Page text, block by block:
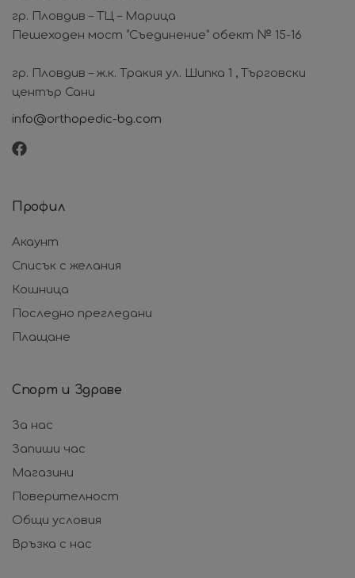
гр. Пловдив – ТЦ – Марица
Пешеходен мост “Съединение” обект № 15-16
гр. Пловдив – ж.к. Тракия ул. Шипка 1 , Търговски
център Сани
info@orthopedic-bg.com
Профил
Акаунт
Списък с желания
Кошница
Последно прегледани
Плащане
Спорт и Здраве
За нас
Запиши час
Магазини
Поверителност
Общи условия
Връзка с нас